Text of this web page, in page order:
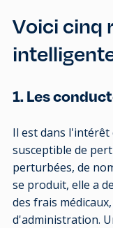
Voici cinq
1. Les
Il est dans l'intérêt
susceptible de
perturbées, de
se produit, elle a
des frais
d'administration.